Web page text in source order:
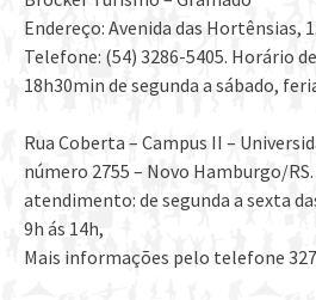
Endereço: Avenida das Hortênsias,
Telefone: (54) 3286-5405. Horário
18h30min de segunda a sábado,
Rua Coberta – Campus II –
número 2755 – Novo Hamburgo/
atendimento: de segunda a sexta
9h ás 14h,
Mais informações pelo telefone